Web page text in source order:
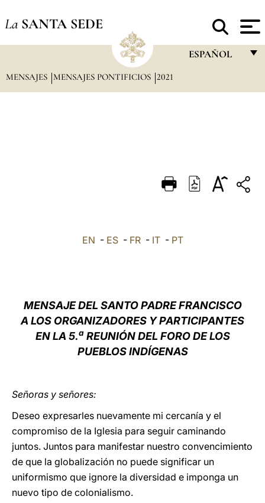
La SANTA SEDE
ESPAÑOL
DEUTSCH
MENSAJES MENSAJES PONTIFICIOS 2021
EN - ES- FR- IT- PT
MENSAJE DEL SANTO PADRE FRANCISCO
A LOS ORGANIZADORES Y PARTICIPANTES
EN LA 5.aREUNIÓN DEL FORO DE LOS
PUEBLOS INDÍGENAS
Señoras y señores:
Deseo expresarles nuevamente mi cercanía y el
compromiso de la Iglesia para seguir caminando
juntos. Juntos para manifestar nuestro convencimiento
de que la globalización no puede significar un
uniformismo que ignore la diversidad e imponga un
nuevo tipo de colonialismo.